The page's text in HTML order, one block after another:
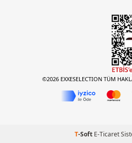
©2026 EXXESELECTION TÜM
T-Soft E-Ticaret